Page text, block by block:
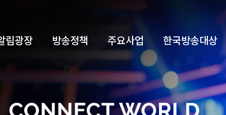
림광장 방송정책 주요사업 한국방송대상